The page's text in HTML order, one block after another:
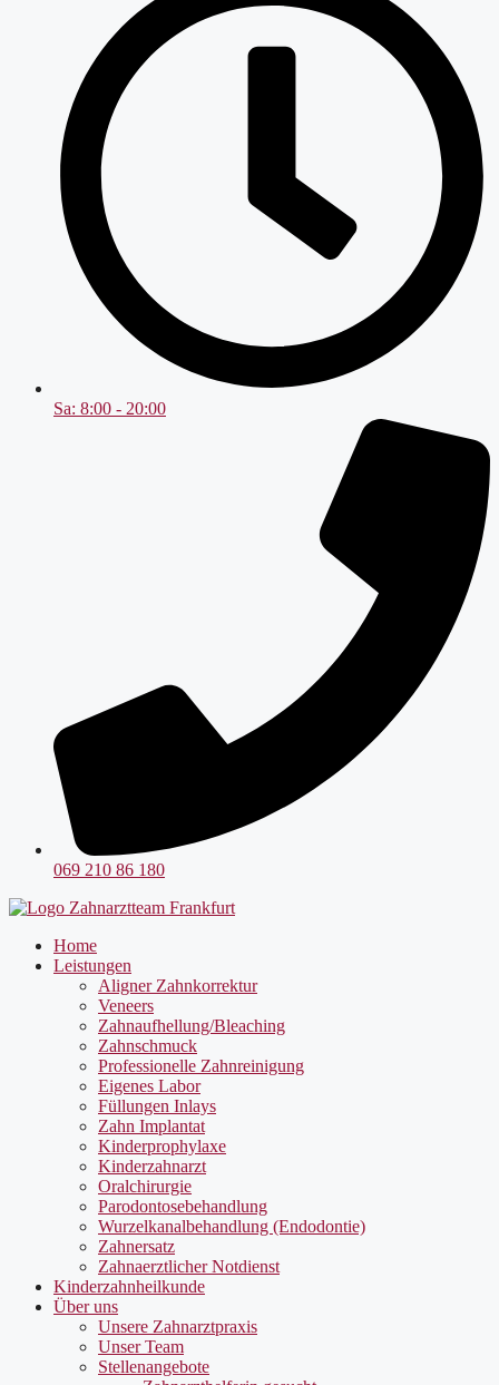
Sa: 8:00 - 20:00
069 210 86 180
Home
Leistungen
Aligner Zahnkorrektur
Veneers
Zahnaufhellung/Bleaching
Zahnschmuck
Professionelle Zahnreinigung
Eigenes Labor
Füllungen Inlays
Zahn Implantat
Kinderprophylaxe
Kinderzahnarzt
Oralchirurgie
Parodontosebehandlung
Wurzelkanalbehandlung (Endodontie)
Zahnersatz
Zahnaerztlicher Notdienst
Kinderzahnheilkunde
Über uns
Unsere Zahnarztpraxis
Unser Team
Stellenangebote